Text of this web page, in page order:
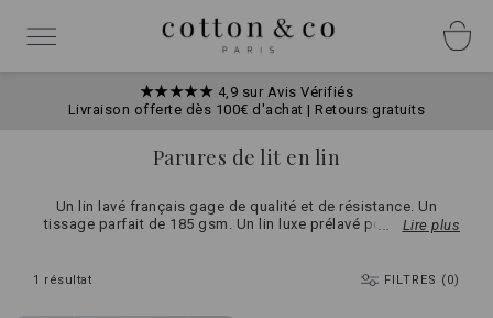
contenu
Basculer
★★★★★ 4,9 sur Avis Vérifiés
Livraison offerte dès 100€ d'achat | Retours gratuits
Parures de lit en lin
Un lin lavé français gage de qualité et de résistance. Un
tissage parfait de 185 gsm. Un lin luxe prélavé pour ne plus
Lire plus
1 résultat FILTRES (0)